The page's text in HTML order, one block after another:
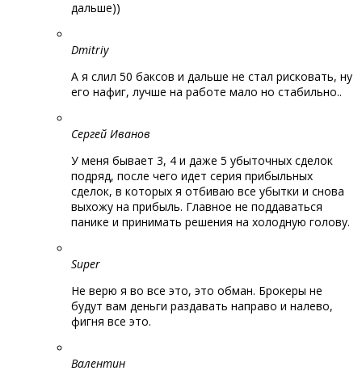
дальше))
Dmitriy
А я слил 50 баксов и дальше не стал рисковать, ну
его нафиг, лучше на работе мало но стабильно..
Сергей Иванов
У меня бывает 3, 4 и даже 5 убыточных сделок
подряд, после чего идет серия прибыльных
сделок, в которых я отбиваю все убытки и снова
выхожу на прибыль. Главное не поддаваться
панике и принимать решения на холодную голову.
Super
Не верю я во все это, это обман. Брокеры не
будут вам деньги раздавать направо и налево,
фигня все это.
Валентин